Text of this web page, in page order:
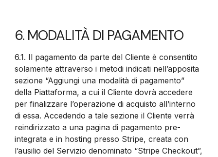
6. MODALITÀ DI PAGAMENTO
6.1. Il pagamento da parte del Cliente è consentito
solamente attraverso i metodi indicati nell’apposita
sezione “Aggiungi una modalità di pagamento”
della Piattaforma, a cui il Cliente dovrà accedere
per finalizzare l’operazione di acquisto all’interno
di essa. Accedendo a tale sezione il Cliente verrà
reindirizzato a una pagina di pagamento pre-
integrata e in hosting presso Stripe, creata con
l’ausilio del Servizio denominato “Stripe Checkout”,